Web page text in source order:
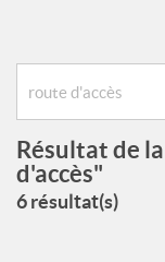
Résultat de
d'accès"
6 résultat(s)